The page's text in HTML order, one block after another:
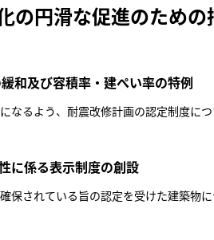
の円滑な促進のため
和及び容積率・建ぺい率の特例
なるよう、耐震改修計画の認定制度に
に係る表示制度の創設
保されている旨の認定を受けた建築物